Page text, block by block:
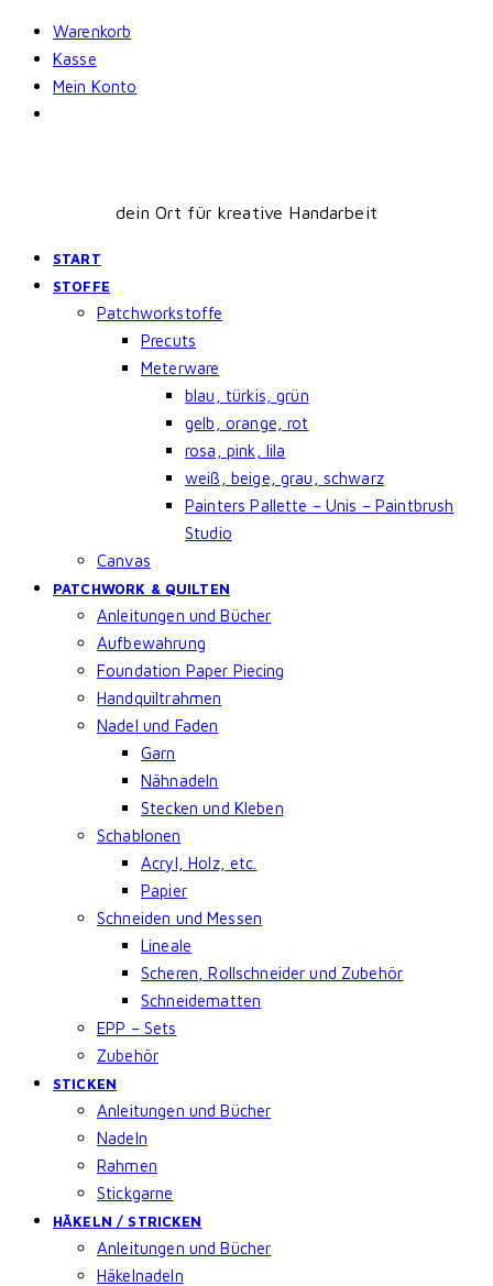
Skip
content
Warenkorb
Kasse
Mein Konto
dein Ort für kreative Handarbeit
START
STOFFE
Patchworkstoffe
Precuts
Meterware
blau, türkis, grün
gelb, orange, rot
rosa, pink, lila
weiß, beige, grau, schwarz
Painters Pallette – Unis – Paintbrush
Studio
Canvas
PATCHWORK & QUILTEN
Anleitungen und Bücher
Aufbewahrung
Foundation Paper Piecing
Handquiltrahmen
Nadel und Faden
Garn
Nähnadeln
Stecken und Kleben
Schablonen
Acryl, Holz, etc.
Papier
Schneiden und Messen
Lineale
Scheren, Rollschneider und Zubehör
Schneidematten
EPP – Sets
Zubehör
STICKEN
Anleitungen und Bücher
Nadeln
Rahmen
Stickgarne
HÄKELN / STRICKEN
Anleitungen und Bücher
Häkelnadeln